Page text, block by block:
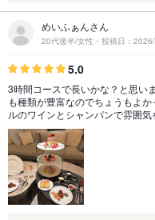
めいふぁんさん
20代後半/女性・投稿日：
5.0
3時間コースで長いかな？と思い
も種類が豊富なのでちょうもよ
ルのワインとシャンパンで雰囲